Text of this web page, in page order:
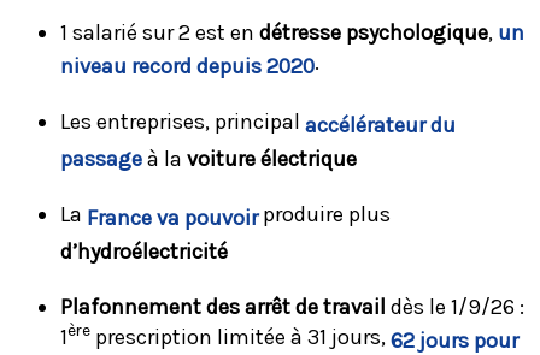
1 salarié sur 2 est en détresse psychologique, un
niveau record depuis 2020.
Les entreprises, principal accélérateur du
passageà la voiture électrique
La France va pouvoirproduire plus
d’hydroélectricité
Plafonnement des arrêt de travail dès le 1/9/26 :
1ère prescription limitée à 31 jours,62 jours pour